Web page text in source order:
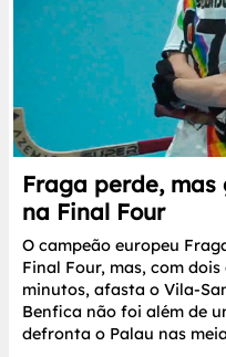
Fraga perde,
na Final Four
O campeão europeu
Final Four, mas, com
minutos, afasta o Vila-
Benfica não foi além de
defronta o Palau nas